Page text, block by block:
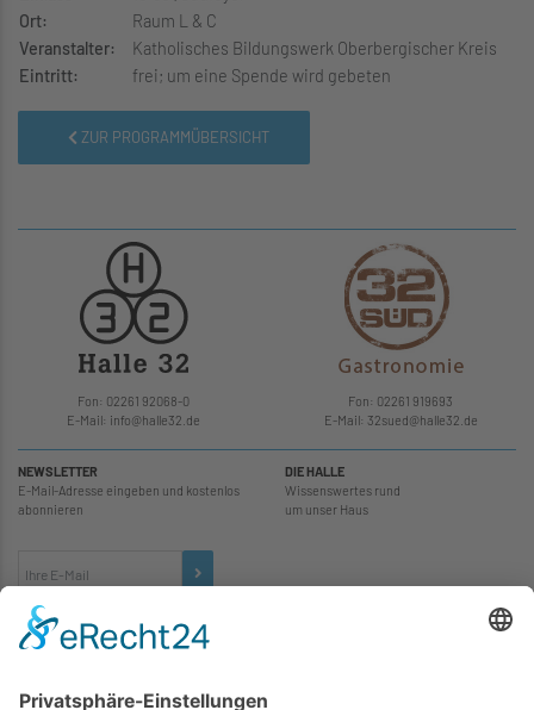
Ort:
Raum L & C
Veranstalter:
Katholisches Bildungswerk Oberbergischer Kreis
Eintritt:
frei; um eine Spende wird gebeten
ZUR PROGRAMMÜBERSICHT
Fon: 02261 92068-0
E-Mail: info@halle32.de
Fon: 02261 919693
E-Mail: 32sued@halle32.de
NEWSLETTER
E-Mail-Adresse eingeben und kostenlos
abonnieren
DIE HALLE
Wissenswertes rund
um unser Haus